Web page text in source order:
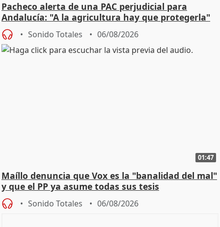
Pacheco alerta de una PAC perjudicial para
Andalucía: "A la agricultura hay que protegerla"
Sonido Totales 06/08/2026
01:47
Maíllo denuncia que Vox es la "banalidad del mal"
y que el PP ya asume todas sus tesis
Sonido Totales 06/08/2026